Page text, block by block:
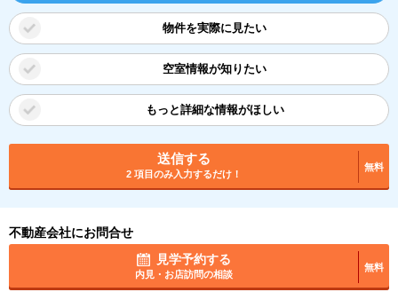
物件を実際に見たい
空室情報が知りたい
もっと詳細な情報がほしい
送信する
2 項目のみ入力するだけ！
無料
不動産会社にお問合せ
見学予約する
内見・お店訪問の相談
無料